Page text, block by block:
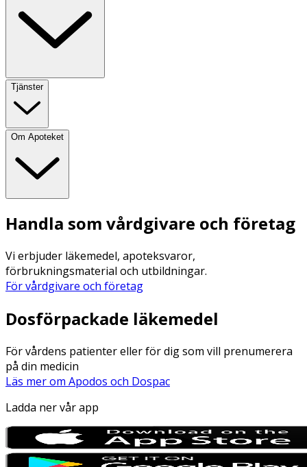
Tjänster
Om Apoteket
Handla som vårdgivare och företag
Vi erbjuder läkemedel, apoteksvaror,
förbrukningsmaterial och utbildningar.
För vårdgivare och företag
Dosförpackade läkemedel
För vårdens patienter eller för dig som vill prenumerera
på din medicin
Läs mer om Apodos och Dospac
Ladda ner vår app